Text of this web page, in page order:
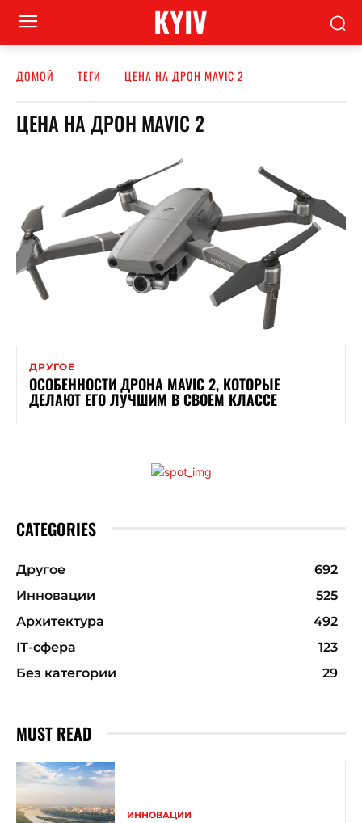
KYIV
ДОМОЙ ТЕГИ ЦЕНА НА ДРОН MAVIC 2
ЦЕНА НА ДРОН MAVIC 2
ДРУГОЕ
ОСОБЕННОСТИ ДРОНА MAVIC 2, КОТОРЫЕ
ДЕЛАЮТ ЕГО ЛУЧШИМ В СВОЕМ КЛАССЕ
CATEGORIES
Другое
692
Инновации
525
Архитектура
492
ІТ-сфера
123
Без категории
29
MUST READ
ИННОВАЦИИ